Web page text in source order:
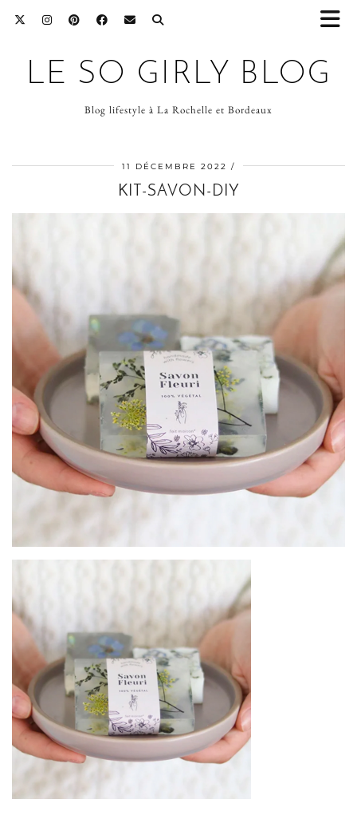
LE SO GIRLY BLOG
Blog lifestyle à La Rochelle et Bordeaux
11 DÉCEMBRE 2022
KIT-SAVON-DIY